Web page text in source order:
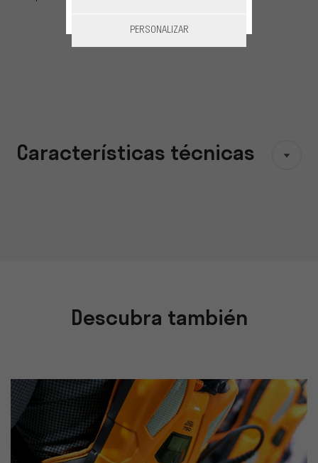
Características técnicas
Descubra también
PERSONALIZAR